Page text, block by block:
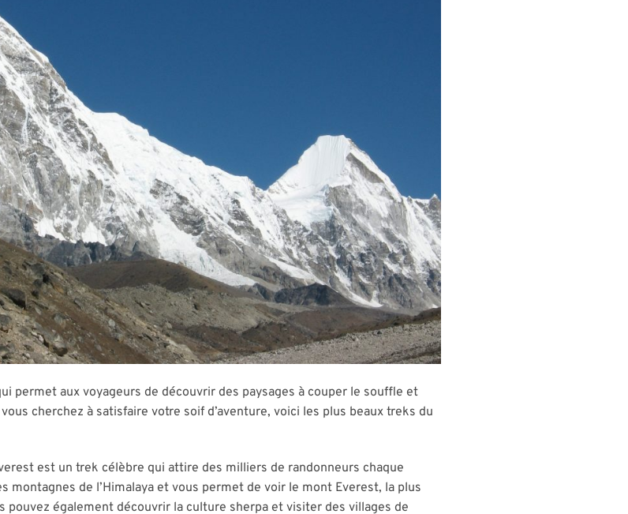
permet aux voyageurs de découvrir des paysages à couper le souffle et
cherchez à satisfaire votre soif d’aventure, voici les plus beaux treks du
est un trek célèbre qui attire des milliers de randonneurs chaque
montagnes de l’Himalaya et vous permet de voir le mont Everest, la plus
pouvez également découvrir la culture sherpa et visiter des villages de